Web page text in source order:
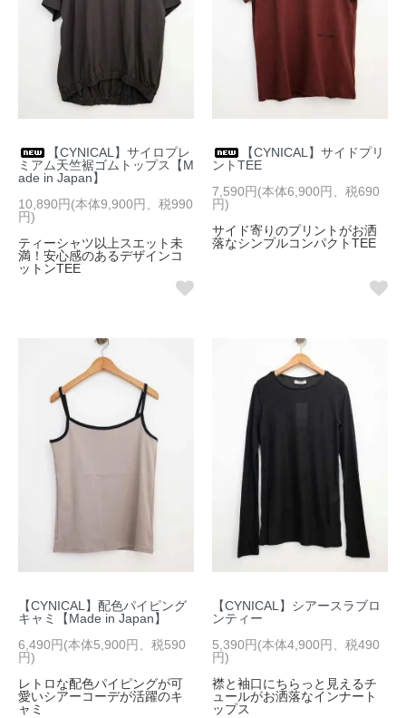
【CYNICAL】サイロプレ
ミアム天竺裾ゴムトップス【M
ade in Japan】
10,890円(本体9,900円、税990
円)
ティーシャツ以上スエット未
満！安心感のあるデザインコ
ットンTEE
【CYNICAL】サイドプリ
ントTEE
7,590円(本体6,900円、税690
円)
サイド寄りのプリントがお洒
落なシンプルコンパクトTEE
【CYNICAL】配色パイピング
キャミ【Made in Japan】
6,490円(本体5,900円、税590
円)
レトロな配色パイピングが可
愛いシアーコーデが活躍のキ
ャミ
【CYNICAL】シアースラブロ
ンティー
5,390円(本体4,900円、税490
円)
襟と袖口にちらっと見えるチ
ュールがお洒落なインナート
ップス